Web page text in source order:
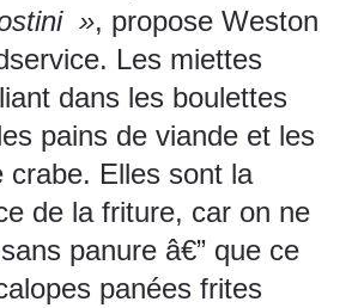
», propose Weston
Les miettes
dans les boulettes
pains de viande et les
crabe. Elles sont la
de la friture, car on ne
panure â€” que ce
panées frites